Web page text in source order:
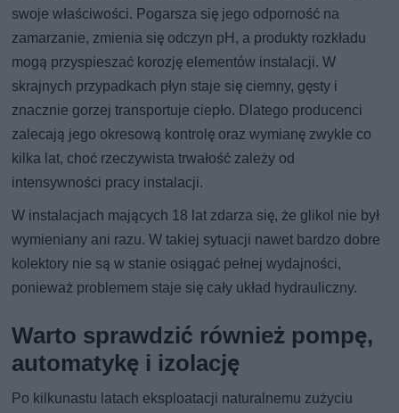
swoje właściwości. Pogarsza się jego odporność na
zamarzanie, zmienia się odczyn pH, a produkty rozkładu
mogą przyspieszać korozję elementów instalacji. W
skrajnych przypadkach płyn staje się ciemny, gęsty i
znacznie gorzej transportuje ciepło. Dlatego producenci
zalecają jego okresową kontrolę oraz wymianę zwykle co
kilka lat, choć rzeczywista trwałość zależy od
intensywności pracy instalacji.
W instalacjach mających 18 lat zdarza się, że glikol nie był
wymieniany ani razu. W takiej sytuacji nawet bardzo dobre
kolektory nie są w stanie osiągać pełnej wydajności,
ponieważ problemem staje się cały układ hydrauliczny.
Warto sprawdzić również pompę,
automatykę i izolację
Po kilkunastu latach eksploatacji naturalnemu zużyciu